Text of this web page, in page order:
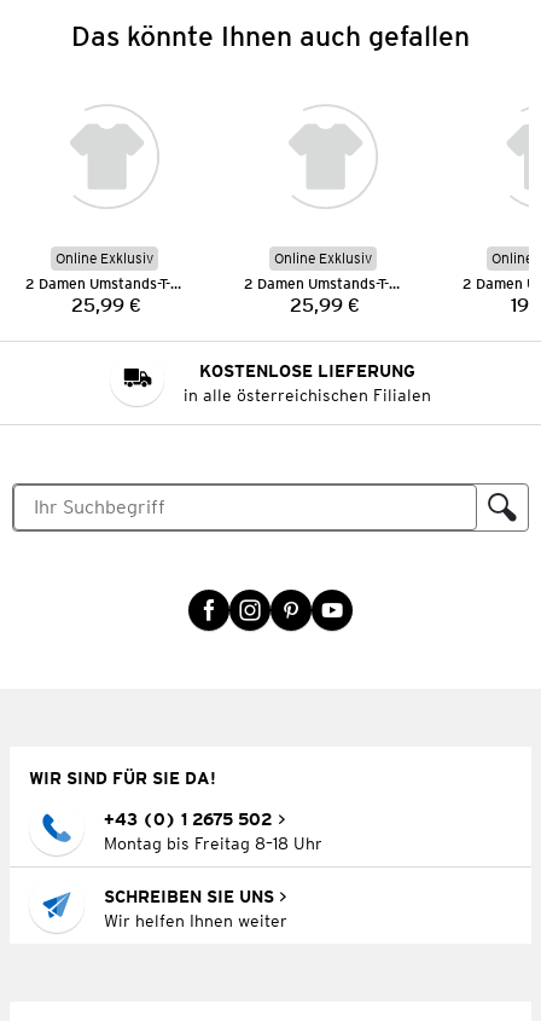
Das könnte Ihnen auch gefallen
Online Exklusiv
2 Damen Umstands-T-Shirts
Preis:
25,99 €
Online Exklusiv
2 Damen Umstands-T-Shirts
Preis:
25,99 €
Online
KOSTENLOSE LIEFERUNG
in alle österreichischen Filialen
WIR SIND FÜR SIE DA!
+43 (0) 1 2675 502
Montag bis Freitag 8–18 Uhr
SCHREIBEN SIE UNS
Wir helfen Ihnen weiter